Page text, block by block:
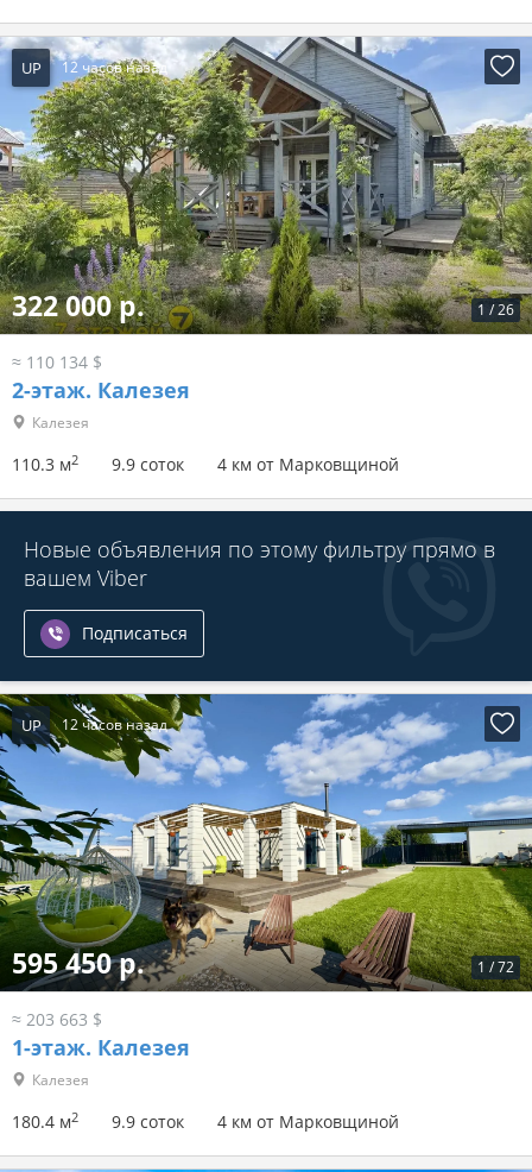
UP 12 часов назад
1 /26
322 000 р.
≈ 110 134 $
2-этаж. Калезея
Калезея
110.3 м2 9.9 соток 4 км от Марковщиной
Новые объявления по этому фильтру прямо в
вашем Viber
Подписаться
UP 12 часов назад
1 /72
595 450 р.
≈ 203 663 $
1-этаж. Калезея
Калезея
180.4 м2 9.9 соток 4 км от Марковщиной